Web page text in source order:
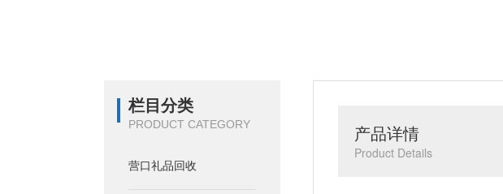
栏目分类
PRODUCT CATEGORY
营口礼品回收
产品详情
Product Details